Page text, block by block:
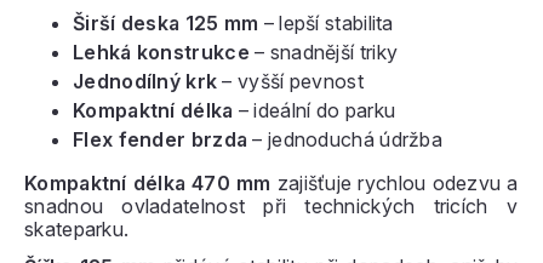
Širší deska 125 mm – lepší stabilita
Lehká konstrukce – snadnější triky
Jednodílný krk – vyšší pevnost
Kompaktní délka – ideální do parku
Flex fender brzda – jednoduchá údržba
Kompaktní délka 470 mm zajišťuje rychlou odezvu a
snadnou ovladatelnost při technických tricích v
skateparku.